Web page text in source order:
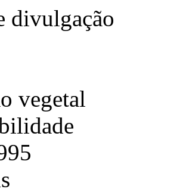
divulgação
vegetal